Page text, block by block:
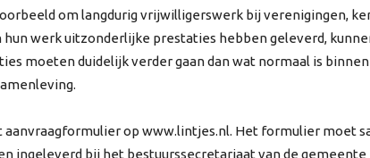
om langdurig vrijwilligerswerk bij verenigingen,
hun werk uitzonderlijke prestaties hebben geleverd,
moeten duidelijk verder gaan dan wat normaal is binnen
aanvraagformulier op www.lintjes.nl. Het formulier moet
ingeleverd bij het bestuurssecretariaat van de gemeente